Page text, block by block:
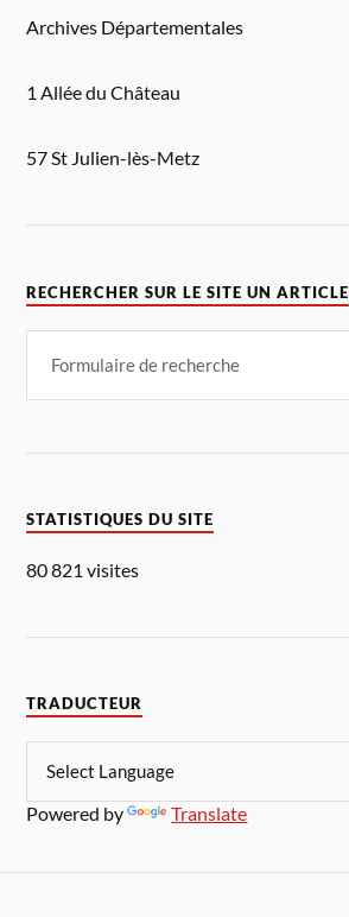
Archives Départementales
1 Allée du Château
57 St Julien-lès-Metz
RECHERCHER SUR LE SITE UN ARTICLE
STATISTIQUES DU SITE
80 821 visites
TRADUCTEUR
Powered by Translate